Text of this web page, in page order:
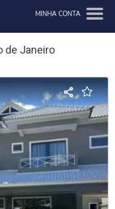
MINHA CONTA
de Janeiro